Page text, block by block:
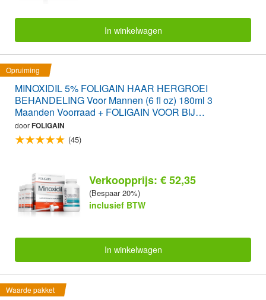
In winkelwagen
Opruiming
MINOXIDIL 5% FOLIGAIN HAAR HERGROEI
BEHANDELING Voor Mannen (6 fl oz) 180ml 3
Maanden Voorraad + FOLIGAIN VOOR BIJ
HAARUITVAL 120 Capsule-Tabletten WAARDE PAK
doorFOLIGAIN
(45)
Verkoopprijs: € 52,35
(Bespaar 20%)
inclusief BTW
In winkelwagen
Waarde pakket